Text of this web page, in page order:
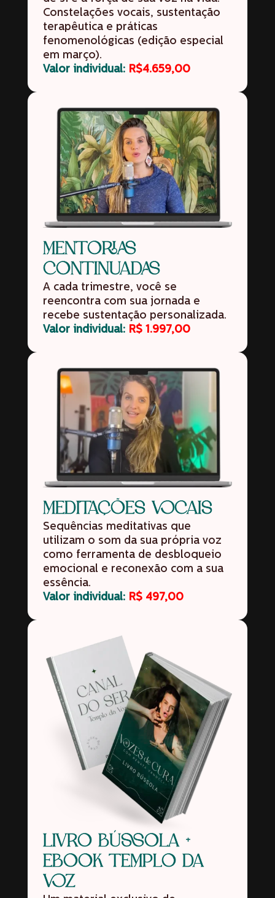
Constelações vocais, sustentação
terapêutica e práticas
fenomenológicas (edição especial
em março).
Valor individual: R$4.659,00
MENTORIAS
CONTINUADAS
A cada trimestre, você se
reencontra com sua jornada e
recebe sustentação personalizada.
Valor individual: R$ 1.997,00
MEDITAÇÕES VOCAIS
Sequências meditativas que
utilizam o som da sua própria voz
como ferramenta de desbloqueio
emocional e reconexão com a sua
essência.
Valor individual: R$ 497,00
LIVRO BÚSSOLA +
EBOOK TEMPLO DA
VOZ